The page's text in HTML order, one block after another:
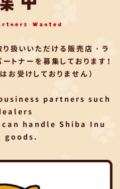
扱いいただける販売店・ラ
トナーを募集しております！
お受けしておりません）
partners such
handle Shiba Inu
goods.